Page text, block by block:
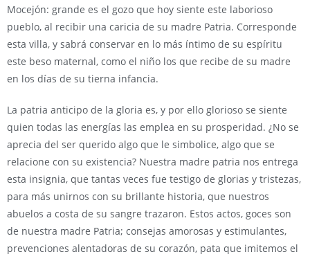
Mocejón: grande es el gozo que hoy siente este laborioso
pueblo, al recibir una caricia de su madre Patria. Corresponde
esta villa, y sabrá conservar en lo más íntimo de su espíritu
este beso maternal, como el niño los que recibe de su madre
en los días de su tierna infancia.
La patria anticipo de la gloria es, y por ello glorioso se siente
quien todas las energías las emplea en su prosperidad. ¿No se
aprecia del ser querido algo que le simbolice, algo que se
relacione con su existencia? Nuestra madre patria nos entrega
esta insignia, que tantas veces fue testigo de glorias y tristezas,
para más unirnos con su brillante historia, que nuestros
abuelos a costa de su sangre trazaron. Estos actos, goces son
de nuestra madre Patria; consejas amorosas y estimulantes,
prevenciones alentadoras de su corazón, pata que imitemos el